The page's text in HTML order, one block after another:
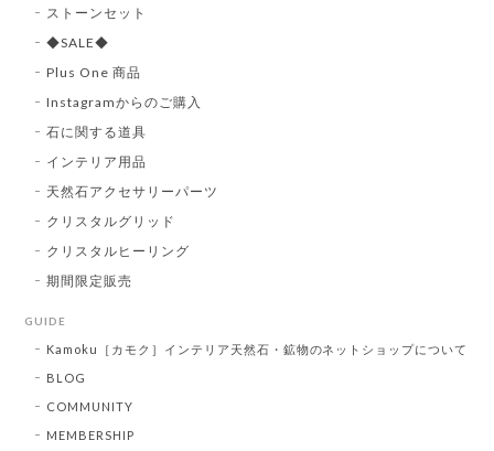
ストーンセット
◆SALE◆
Plus One 商品
Instagramからのご購入
石に関する道具
インテリア用品
天然石アクセサリーパーツ
クリスタルグリッド
クリスタルヒーリング
期間限定販売
GUIDE
Kamoku［カモク］インテリア天然石・鉱物のネットショップについて
BLOG
COMMUNITY
MEMBERSHIP